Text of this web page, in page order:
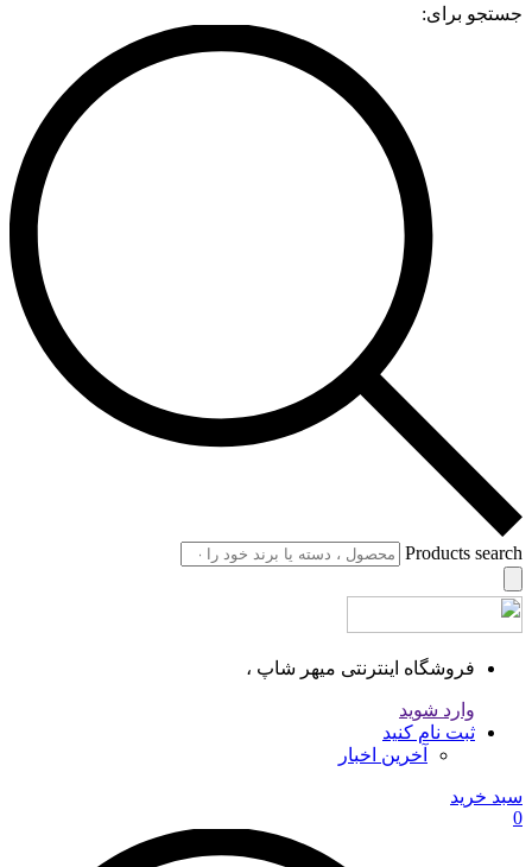
جستجو برای:
Products search
فروشگاه اینترنتی میهر شاپ ،
وارد شوید
ثبت نام کنید
آخرین اخبار
سبد خرید
0